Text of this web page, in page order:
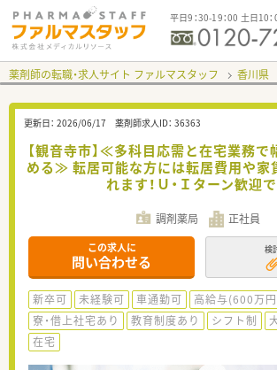
平日9：30-19：00 土日10
薬剤師の転職・求人サイト ファルマスタッフ 香川県
更新日： 2026/06/17 薬剤師求人ID： 36363
【観音寺市】≪多科目応需と在宅業務
める≫ 転居可能な方には転居費用や家
れます！Ｕ・Ｉターン歓迎
調剤薬局 正社員
この求人に
問い合わせる
検
新卒可 未経験可 車通勤可
高給与(600万
寮・借上社宅あり
教育制度あり シフト制
在宅